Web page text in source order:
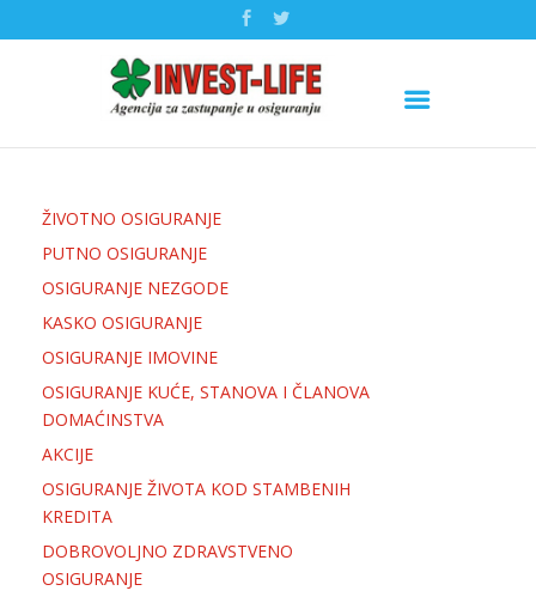
ŽIVOTNO OSIGURANJE
PUTNO OSIGURANJE
OSIGURANJE NEZGODE
KASKO OSIGURANJE
OSIGURANJE IMOVINE
OSIGURANJE KUĆE, STANOVA I ČLANOVA
DOMAĆINSTVA
AKCIJE
OSIGURANJE ŽIVOTA KOD STAMBENIH
KREDITA
DOBROVOLJNO ZDRAVSTVENO
OSIGURANJE